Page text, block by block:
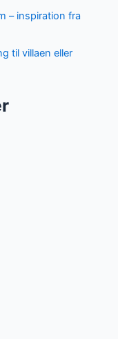
– inspiration fra
til villaen eller